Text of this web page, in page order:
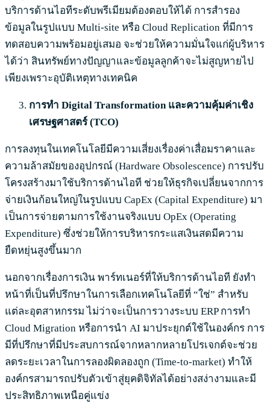
บริการด้านไอทีระดับพรีเมียมต้องตอบให้ได้ การสำรอง
ข้อมูลในรูปแบบ Multi-site หรือ Cloud Replication ที่มีการ
ทดสอบความพร้อมอยู่เสมอ จะช่วยให้ความมั่นใจแก่ผู้บริหาร
ได้ว่า สินทรัพย์ทางปัญญาและข้อมูลลูกค้าจะไม่สูญหายไป
เพียงเพราะอุบัติเหตุทางเทคนิค
การทำ Digital Transformation และความคุ้มค่าเชิง
เศรษฐศาสตร์ (TCO)
การลงทุนในเทคโนโลยีมีความเสี่ยงเรื่องค่าเสื่อมราคาและ
ความล้าสมัยของอุปกรณ์ (Hardware Obsolescence) การปรับ
โครงสร้างมาใช้บริการด้านไอที ช่วยให้ธุรกิจเปลี่ยนจากการ
จ่ายเงินก้อนใหญ่ในรูปแบบ CapEx (Capital Expenditure) มา
เป็นการจ่ายตามการใช้งานจริงแบบ OpEx (Operating
Expenditure) ซึ่งช่วยให้การบริหารกระแสเงินสดมีความ
ยืดหยุ่นสูงขึ้นมาก
นอกจากเรื่องการเงิน พาร์ทเนอร์ที่ให้บริการด้านไอที ยังทำ
หน้าที่เป็นที่ปรึกษาในการเลือกเทคโนโลยีที่ “ใช่” สำหรับ
แต่ละอุตสาหกรรม ไม่ว่าจะเป็นการวางระบบ ERP การทำ
Cloud Migration หรือการนำ AI มาประยุกต์ใช้ในองค์กร การ
มีที่ปรึกษาที่มีประสบการณ์จากหลากหลายโปรเจกต์จะช่วย
ลดระยะเวลาในการลองผิดลองถูก (Time-to-market) ทำให้
องค์กรสามารถปรับตัวเข้าสู่ยุคดิจิทัลได้อย่างสง่างามและมี
ประสิทธิภาพเหนือคู่แข่ง